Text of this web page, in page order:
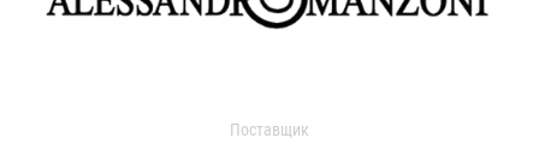
Поставщик